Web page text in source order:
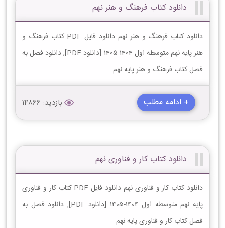
دانلود کتاب فرهنگ و هنر نهم
دانلود کتاب فرهنگ و هنر نهم دانلود فایل PDF کتاب فرهنگ و
هنر پایه نهم متوسطه اول 1404-1405 [دانلود PDF], دانلود فصل به
فصل کتاب فرهنگ و هنر پایه نهم
+ ادامه مطلب بازدید: 14866
دانلود کتاب کار و فناوری نهم
دانلود کتاب کار و فناوری نهم دانلود فایل PDF کتاب کار و فناوری
پایه نهم متوسطه اول 1404-1405 [دانلود PDF], دانلود فصل به
فصل کتاب کار و فناوری پایه نهم